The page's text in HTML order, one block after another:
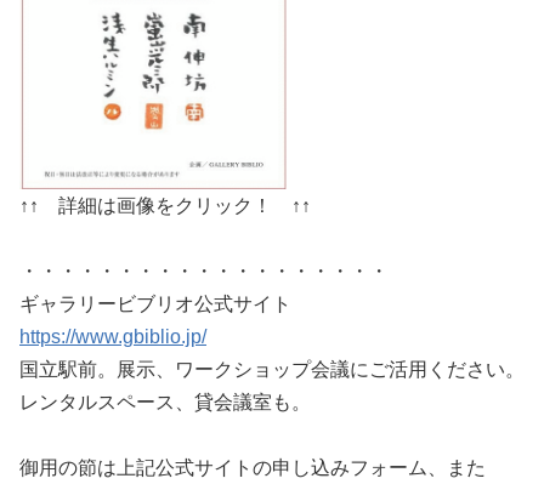
↑↑ 詳細は画像をクリック！ ↑↑
・・・・・・・・・・・・・・・・・・・
ギャラリービブリオ公式サイト
https://www.gbiblio.jp/
国立駅前。展示、ワークショップ会議にご活用ください。
レンタルスペース、貸会議室も。
御用の節は上記公式サイトの申し込みフォーム、また